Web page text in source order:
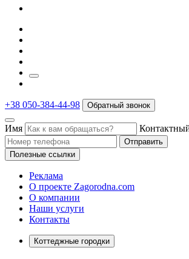
+38 050-384-44-98 Обратный звонок
Имя
Отправить
Полезные ссылки
Реклама
О проекте Zagorodna.com
О компании
Наши услуги
Контакты
Коттеджные городки